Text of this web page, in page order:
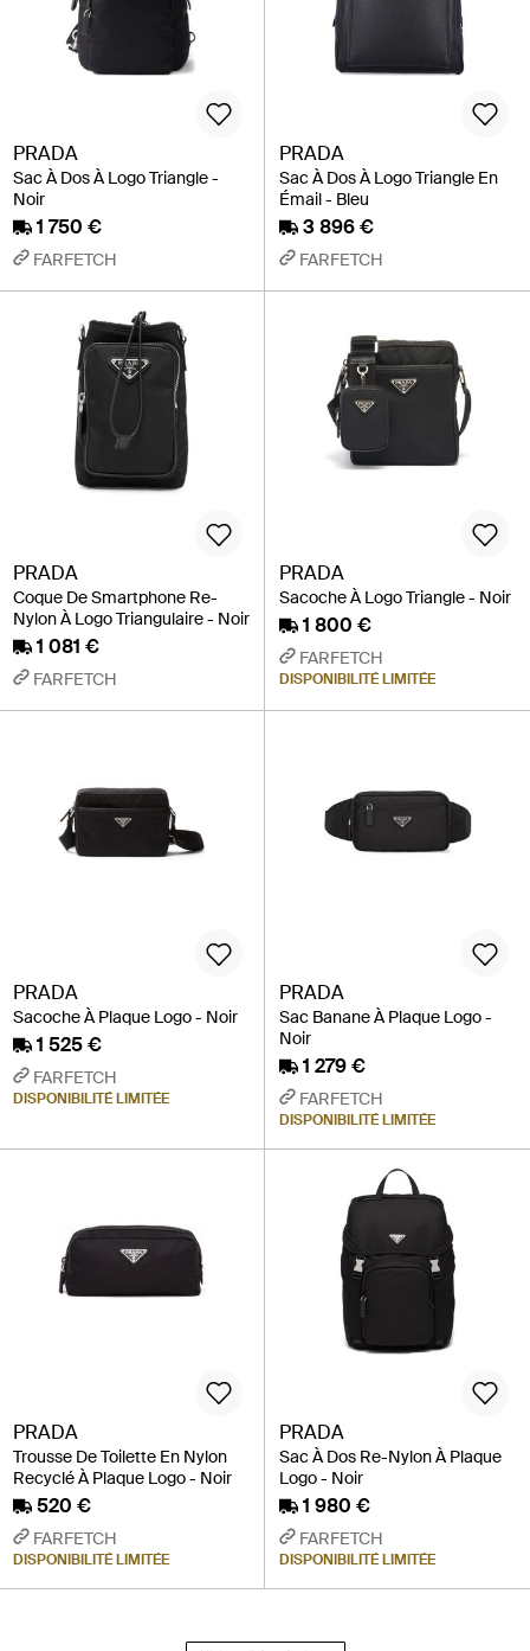
PRADA
Sac À Dos À Logo Triangle -
Noir
1 750 €
FARFETCH
PRADA
Sac À Dos À Logo Triangle En
Émail - Bleu
3 896 €
FARFETCH
PRADA
Coque De Smartphone Re-
Nylon À Logo Triangulaire - Noir
1 081 €
FARFETCH
PRADA
Sacoche À Logo Triangle - Noir
1 800 €
FARFETCH
DISPONIBILITÉ LIMITÉE
PRADA
Sacoche À Plaque Logo - Noir
1 525 €
FARFETCH
DISPONIBILITÉ LIMITÉE
PRADA
Sac Banane À Plaque Logo -
Noir
1 279 €
FARFETCH
DISPONIBILITÉ LIMITÉE
PRADA
Trousse De Toilette En Nylon
Recyclé À Plaque Logo - Noir
520 €
FARFETCH
DISPONIBILITÉ LIMITÉE
PRADA
Sac À Dos Re-Nylon À Plaque
Logo - Noir
1 980 €
FARFETCH
DISPONIBILITÉ LIMITÉE